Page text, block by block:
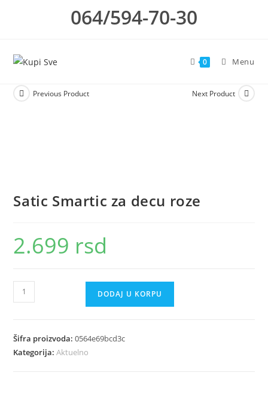
064/594-70-30
0 Menu
Previous Product Next Product
Satic Smartic za decu roze
2.699 rsd
Satic
Smartic
decu
roze
DODAJ U KORPU
Šifra proizvoda:0564e69bcd3c
Kategorija:Aktuelno